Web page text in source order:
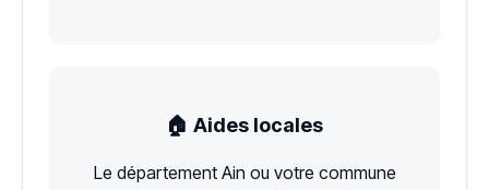
🏠 Aides locales
Le département Ain ou votre commune